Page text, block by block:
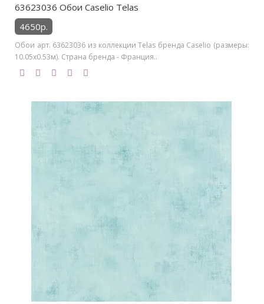
63623036 Обои Caselio Telas
4650р.
Обои арт. 63623036 из коллекции Telas бренда Caselio (размеры:
10.05х0.53м). Страна бренда - Франция..